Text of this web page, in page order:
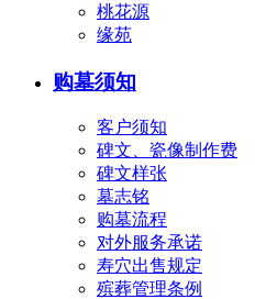
桃花源
缘苑
购墓须知
客户须知
碑文、瓷像制作费
碑文样张
墓志铭
购墓流程
对外服务承诺
寿穴出售规定
殡葬管理条例